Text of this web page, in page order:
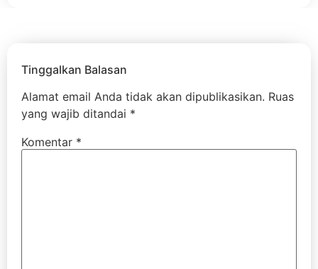
Tinggalkan Balasan
Alamat email Anda tidak akan dipublikasikan. Ruas
yang wajib ditandai *
Komentar *